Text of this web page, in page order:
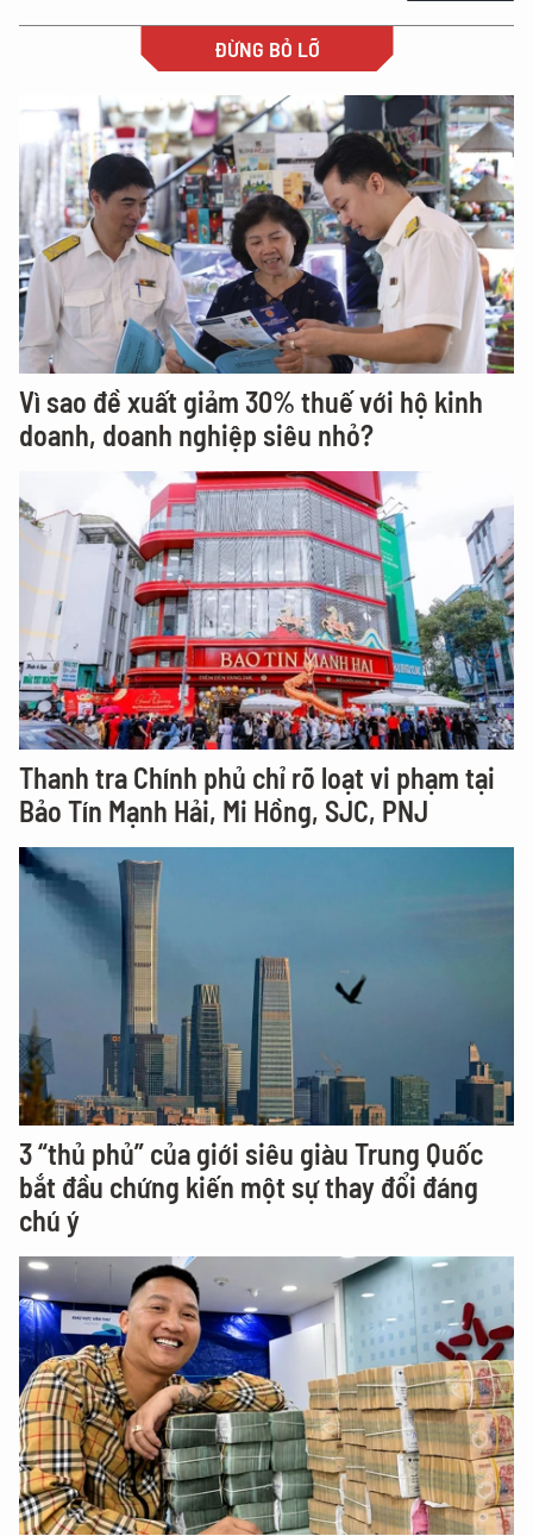
ĐỪNG BỎ LỠ
Vì sao đề xuất giảm 30% thuế với hộ kinh
doanh, doanh nghiệp siêu nhỏ?
Thanh tra Chính phủ chỉ rõ loạt vi phạm tại
Bảo Tín Mạnh Hải, Mi Hồng, SJC, PNJ
3 “thủ phủ” của giới siêu giàu Trung Quốc
bắt đầu chứng kiến một sự thay đổi đáng
chú ý